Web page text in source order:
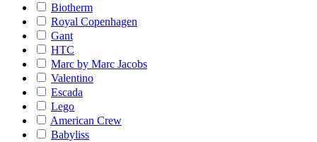
Biotherm
Royal Copenhagen
Gant
HTC
Marc by Marc Jacobs
Valentino
Escada
Lego
American Crew
Babyliss